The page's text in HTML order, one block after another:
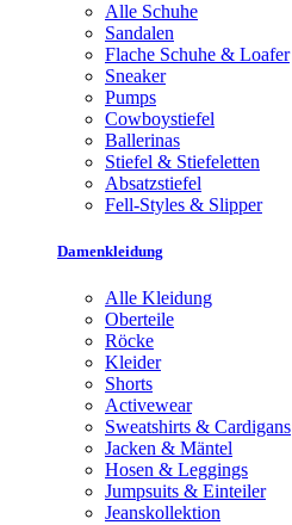
Alle Schuhe
Sandalen
Flache Schuhe & Loafer
Sneaker
Pumps
Cowboystiefel
Ballerinas
Stiefel & Stiefeletten
Absatzstiefel
Fell-Styles & Slipper
Damenkleidung
Alle Kleidung
Oberteile
Röcke
Kleider
Shorts
Activewear
Sweatshirts & Cardigans
Jacken & Mäntel
Hosen & Leggings
Jumpsuits & Einteiler
Jeanskollektion